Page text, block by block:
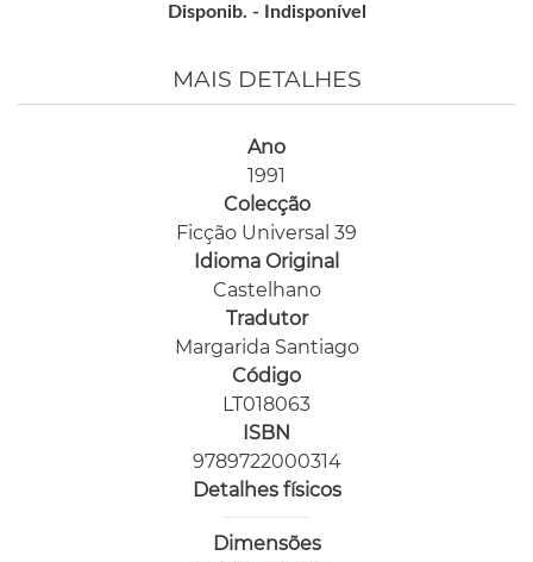
Disponib. -
Indisponível
MAIS DETALHES
Ano
1991
Colecção
Ficção Universal 39
Idioma Original
Castelhano
Tradutor
Margarida Santiago
Código
LT018063
ISBN
9789722000314
Detalhes físicos
Dimensões